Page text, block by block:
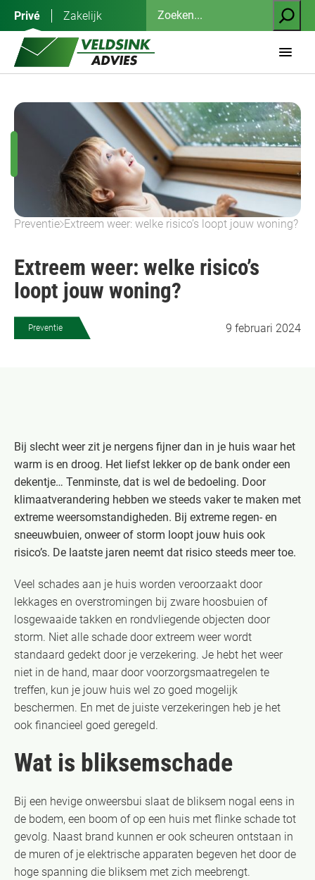
inhoud
Privé Zakelijk
Zoeken
Preventie Extreem weer: welke risico’s loopt jouw woning?
Extreem weer: welke risico’s
loopt jouw woning?
Preventie 9 februari 2024
Bij slecht weer zit je nergens fijner dan in je huis waar het
warm is en droog. Het liefst lekker op de bank onder een
dekentje… Tenminste, dat is wel de bedoeling. Door
klimaatverandering hebben we steeds vaker te maken met
extreme weersomstandigheden. Bij extreme regen- en
sneeuwbuien, onweer of storm loopt jouw huis ook
risico’s. De laatste jaren neemt dat risico steeds meer toe.
Veel schades aan je huis worden veroorzaakt door
lekkages en overstromingen bij zware hoosbuien of
losgewaaide takken en rondvliegende objecten door
storm. Niet alle schade door extreem weer wordt
standaard gedekt door je verzekering. Je hebt het weer
niet in de hand, maar door voorzorgsmaatregelen te
treffen, kun je jouw huis wel zo goed mogelijk
beschermen. En met de juiste verzekeringen heb je het
ook financieel goed geregeld.
Wat is bliksemschade
Bij een hevige onweersbui slaat de bliksem nogal eens in
de bodem, een boom of op een huis met flinke schade tot
gevolg. Naast brand kunnen er ook scheuren ontstaan in
de muren of je elektrische apparaten begeven het door de
hoge spanning die bliksem met zich meebrengt.